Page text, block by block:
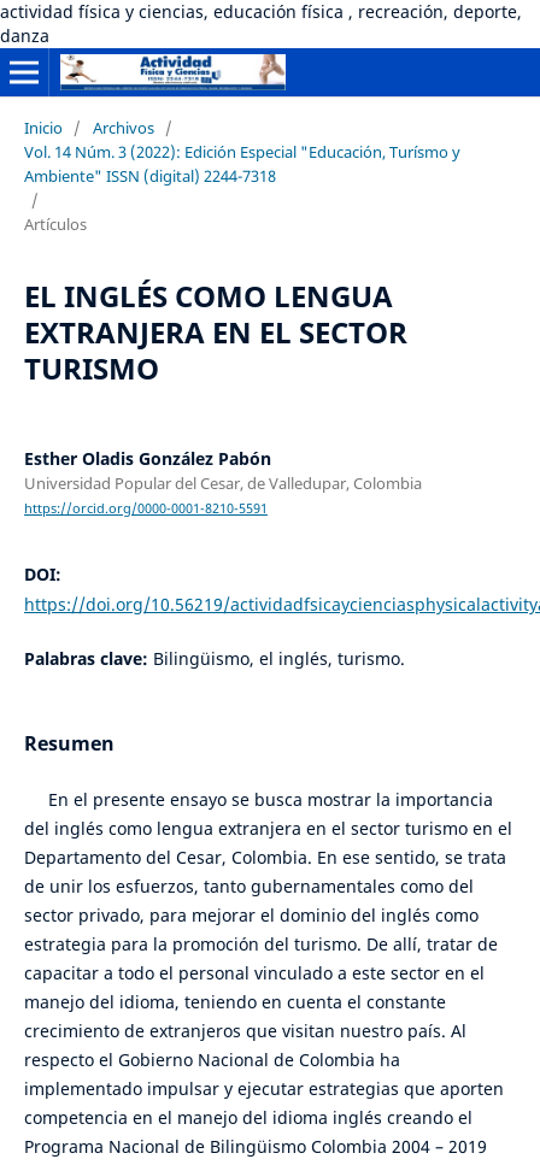
actividad física y ciencias, educación física , recreación, deporte,
danza
Inicio / Archivos /
Vol. 14 Núm. 3 (2022): Edición Especial "Educación, Turísmo y
Ambiente" ISSN (digital) 2244-7318
/
Artículos
EL INGLÉS COMO LENGUA
EXTRANJERA EN EL SECTOR
TURISMO
Esther Oladis González Pabón
Universidad Popular del Cesar, de Valledupar, Colombia
https://orcid.org/0000-0001-8210-5591
DOI:
https://doi.org/10.56219/
Palabras clave: Bilingüismo, el inglés, turismo.
Resumen
En el presente ensayo se busca mostrar la importancia
del inglés como lengua extranjera en el sector turismo en el
Departamento del Cesar, Colombia. En ese sentido, se trata
de unir los esfuerzos, tanto gubernamentales como del
sector privado, para mejorar el dominio del inglés como
estrategia para la promoción del turismo. De allí, tratar de
capacitar a todo el personal vinculado a este sector en el
manejo del idioma, teniendo en cuenta el constante
crecimiento de extranjeros que visitan nuestro país. Al
respecto el Gobierno Nacional de Colombia ha
implementado impulsar y ejecutar estrategias que aporten
competencia en el manejo del idioma inglés creando el
Programa Nacional de Bilingüismo Colombia 2004 – 2019